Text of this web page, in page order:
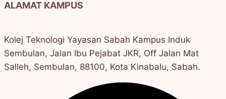
ALAMAT KAMPUS
Kolej Teknologi Yayasan Sabah Kampus Induk
Sembulan, Jalan Ibu Pejabat JKR, Off Jalan Mat
Salleh, Sembulan, 88100, Kota Kinabalu, Sabah.